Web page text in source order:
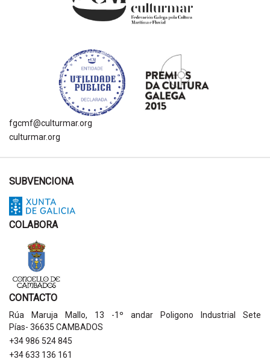
fgcmf@culturmar.org
culturmar.org
SUBVENCIONA
COLABORA
CONTACTO
Rúa Maruja Mallo, 13 -1º andar Poligono Industrial Sete
Pías- 36635 CAMBADOS
+34 986 524 845
+34 633 136 161